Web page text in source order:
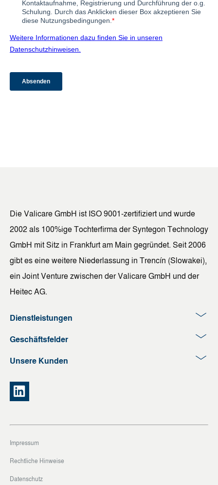
Die Valicare GmbH ist ISO 9001-zertifiziert und wurde
2002 als 100%ige Tochterfirma der Syntegon Technology
GmbH mit Sitz in Frankfurt am Main gegründet. Seit 2006
gibt es eine weitere Niederlassung in Trencín (Slowakei),
ein Joint Venture zwischen der Valicare GmbH und der
Heitec AG.
Dienstleistungen
Geschäftsfelder
Unsere Kunden
Impressum
Rechtliche Hinweise
Datenschutz